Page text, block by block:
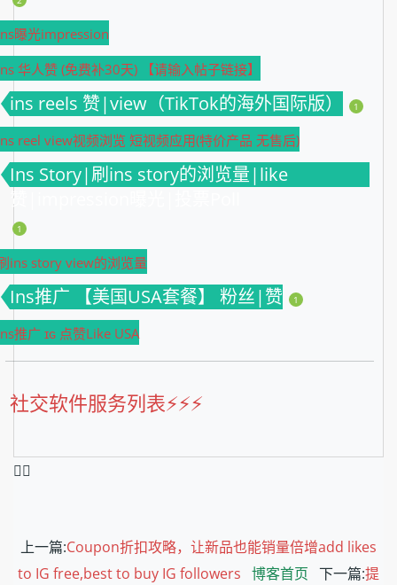
曝光impression
华人赞 (免费补30天) 【请输入帖子链接】
ins reels 赞|view（TikTok的海外国际版） 1
reel view视频浏览 短视频应用(特价产品 无售后)
Ins Story|刷ins story的浏览量|like
赞|impression曝光|投票Poll
1
ins story view的浏览量
Ins推广 【美国USA套餐】 粉丝|赞 1
推广 ɪɢ 点赞Like USA
社交软件服务列表⚡️⚡️⚡️
❤️‍🔥
上一篇:Coupon折扣攻略，让新品也能销量倍增add likes
to IG free,best to buy IG followers 博客首页 下一篇:提